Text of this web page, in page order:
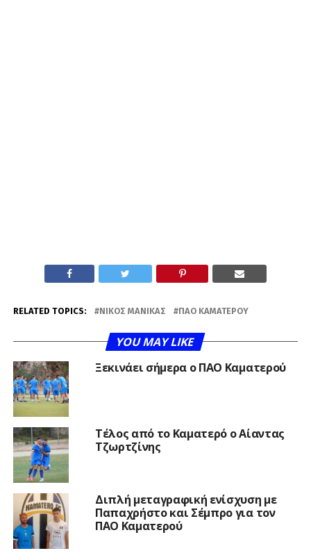
RELATED TOPICS: ΝΊΚΟΣ ΜΑΝΊΚΑΣ ΠΑΟ ΚΑΜΑΤΕΡΟΎ
YOU MAY LIKE
Ξεκινάει σήμερα ο ΠΑΟ Καματερού
Τέλος από το Καματερό ο Αίαντας
Τζωρτζίνης
Διπλή μεταγραφική ενίσχυση με
Παπαχρήστο και Σέμπρο για τον
ΠΑΟ Καματερού